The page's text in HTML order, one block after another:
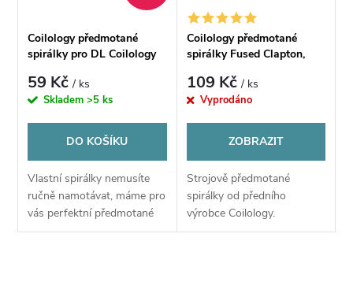
Coilology předmotané
spirálky pro DL Coilology
Dragon skin 0,28/Dual, 2
ks
59 Kč/ ks
Skladem>5 ks
DO KOŠÍKU
Vlastní spirálky nemusíte
ručně namotávat, máme pro
vás perfektní předmotané
spirálky vhodné pro velké
Coilology předmotané
spirálky Fused Clapton,
109 Kč/ ks
Vyprodáno
ZOBRAZIT
Strojově předmotané
spirálky od předního
výrobce Coilology.